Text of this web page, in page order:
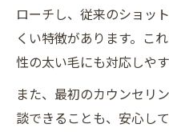
ローチし、従来のショッ
くい特徴があります。こ
性の太い毛にも対応しや
また、最初のカウンセリ
談できることも、安心し